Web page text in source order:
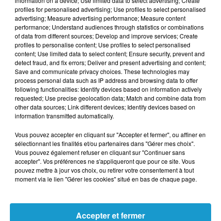
ENLÈVEMENT DANS L’ORNE : LA FILLETTE
RETROUVÉE DANS LE MORBIHAN...
VIEILLES CHARRUES 2026 : NICK CAVE,
PREMIÈRE STAR ANNONCÉE POUR...
profiles for personalised advertising; Use profiles to select personalised
advertising; Measure advertising performance; Measure content
performance; Understand audiences through statistics or combinations
of data from different sources; Develop and improve services; Create
profiles to personalise content; Use profiles to select personalised
content; Use limited data to select content; Ensure security, prevent and
detect fraud, and fix errors; Deliver and present advertising and content;
Save and communicate privacy choices. These technologies may
process personal data such as IP address and browsing data to offer
following functionalities: Identify devices based on information actively
requested; Use precise geolocation data; Match and combine data from
other data sources; Link different devices; Identify devices based on
information transmitted automatically.
Vous pouvez accepter en cliquant sur "Accepter et fermer", ou affiner en
sélectionnant les finalités et/ou partenaires dans "Gérer mes choix".
Vous pouvez également refuser en cliquant sur "Continuer sans
accepter". Vos préférences ne s'appliqueront que pour ce site. Vous
pouvez mettre à jour vos choix, ou retirer votre consentement à tout
moment via le lien "Gérer les cookies" situé en bas de chaque page.
Accepter et fermer